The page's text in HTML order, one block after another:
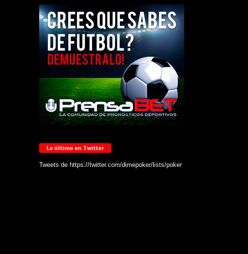
Lo último en Twitter
Tweets de https://twitter.com/dimepoker/lists/poker